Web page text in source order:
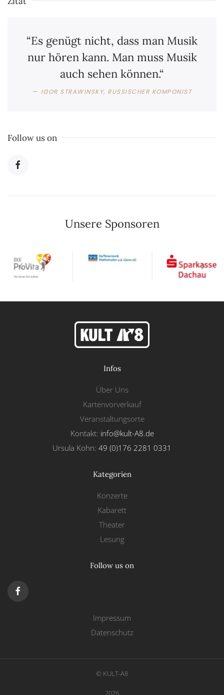
“Es genügt nicht, dass man Musik
nur hören kann. Man muss Musik
auch sehen können.“
IGOR STRAWINSKY, RUSSISCHER KOMPONIST
Follow us on
Unsere Sponsoren
Infos
Über Uns
Kartenvorverkauf
Veranstaltungsorte
Kontakt: info@kult-A8.de
Ursula Kohn: 49 (0)176 2281 0331
Kategorien
Konzerte
Kabarett
Theater
Lesung
Follow us on
Impressum
Datenschutz
© KULT-A8
2026